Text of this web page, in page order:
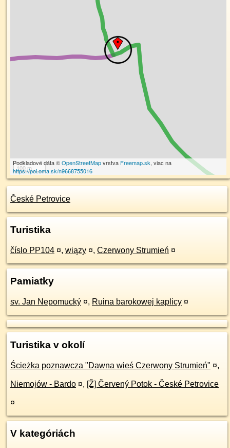
100 m
Podkladové dáta ©OpenStreetMapvrstva Freemap.sk, viac na
https://poi.oma.sk/n9668755016
České Petrovice
Turistika
číslo PP104 ¤, wiązy ¤, Czerwony Strumień ¤
Pamiatky
sv. Jan Nepomucký ¤, Ruina barokowej kaplicy ¤
Turistika v okolí
Ścieżka poznawcza "Dawna wieś Czerwony Strumień" ¤,
Niemojów - Bardo ¤, [Ž] Červený Potok - České Petrovice
¤
V kategóriách